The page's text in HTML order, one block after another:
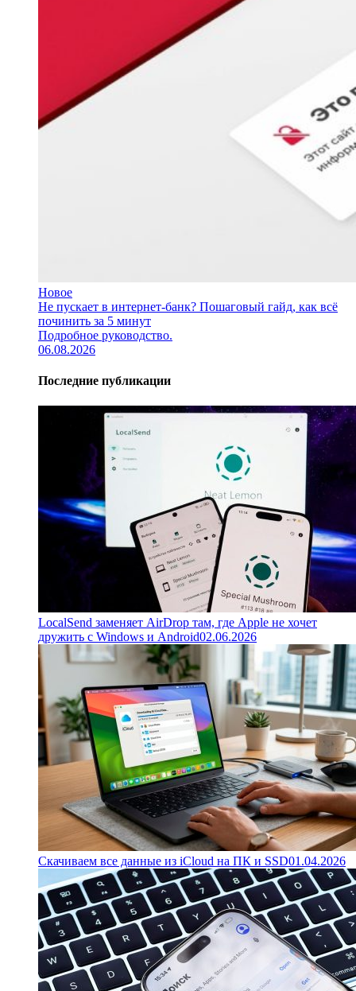
Новое
Не пускает в интернет-банк? Пошаговый гайд, как всё
починить за 5 минут
Подробное руководство.
06.08.2026
Последние публикации
LocalSend заменяет AirDrop там, где Apple не хочет
дружить с Windows и Android02.06.2026
Скачиваем все данные из iCloud на ПК и SSD01.04.2026